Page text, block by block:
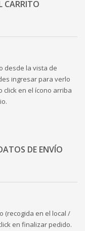
CARRITO
desde la vista de
ingresar para verlo
en el ícono arriba
DE ENVÍO
(recogida en el local /
en finalizar pedido.